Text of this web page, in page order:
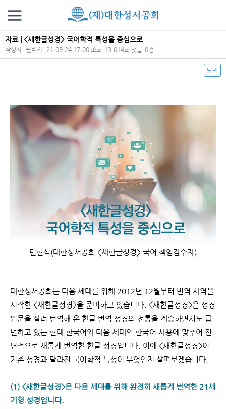
자료 | <새한글성경> 국어학적 특성을 중심으로
작성자 관리자 21-09-24 17:00 조회 13,014회 댓글 0건
답변
민현식(대한성서공회 <새한글성경> 국어 책임감수자)
대한성서공회는 다음 세대를 위해 2012년 12월부터 번역 사역을
시작한 <새한글성경>을 준비하고 있습니다. <새한글성경>은 성경
원문을 살려 번역해 온 한글 번역 성경의 전통을 계승하면서도 급
변하고 있는 현대 한국어와 다음 세대의 한국어 사용에 맞추어 전
면적으로 새롭게 번역한 한글 성경입니다. 이에 <새한글성경>이
기존 성경과 달라진 국어학적 특성이 무엇인지 살펴보겠습니다.
(1) <새한글성경>은 다음 세대를 위해 완전히 새롭게 번역한 21세
기형 성경입니다.